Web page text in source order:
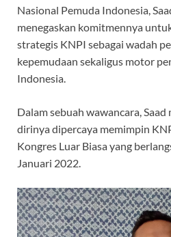
Nasional Pemuda Indonesia,
menegaskan komitmennya
strategis KNPI sebagai wadah
kepemudaan sekaligus motor
Indonesia.
Dalam sebuah wawancara,
dirinya dipercaya memimpin
Kongres Luar Biasa yang
Januari 2022.